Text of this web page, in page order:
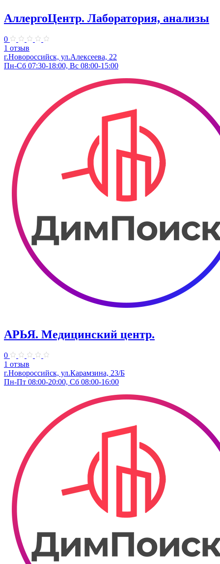
АллергоЦентр. Лаборатория, анализы
0
1 отзыв
г.Новороссийск, ул.Алексеева, 22
Пн-Сб 07:30-18:00, Вс 08:00-15:00
АРЬЯ. Медицинский центр.
0
1 отзыв
г.Новороссийск, ул.Карамзина, 23/Б
Пн-Пт 08:00-20:00, Сб 08:00-16:00